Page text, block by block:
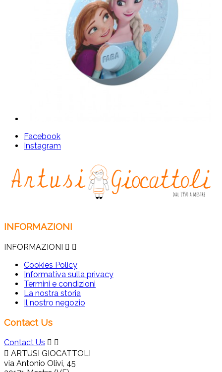
Facebook
Instagram
INFORMAZIONI
INFORMAZIONI  
Cookies Policy
Informativa sulla privacy
Termini e condizioni
La nostra storia
Il nostro negozio
Contact Us
Contact Us  
 ARTUSI GIOCATTOLI
via Antonio Olivi, 45